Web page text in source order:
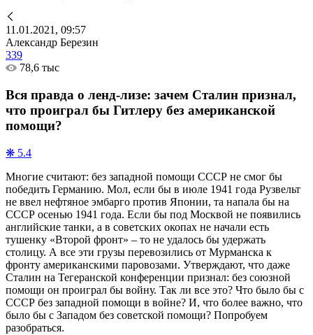
11.01.2021, 09:57
Александр Березин
339
78,6 тыс
Вся правда о ленд-лизе: зачем Сталин признал,
что проиграл бы Гитлеру без американской
помощи?
❋ 5.4
Многие считают: без западной помощи СССР не смог бы
победить Германию. Мол, если бы в июле 1941 года Рузвельт
не ввел нефтяное эмбарго против Японии, та напала бы на
СССР осенью 1941 года. Если бы под Москвой не появились
английские танки, а в советских окопах не начали есть
тушенку «Второй фронт» – то не удалось бы удержать
столицу. А все эти грузы перевозились от Мурманска к
фронту американскими паровозами. Утверждают, что даже
Сталин на Тегеранской конференции признал: без союзной
помощи он проиграл бы войну. Так ли все это? Что было бы с
СССР без западной помощи в войне? И, что более важно, что
было бы с Западом без советской помощи? Попробуем
разобраться.